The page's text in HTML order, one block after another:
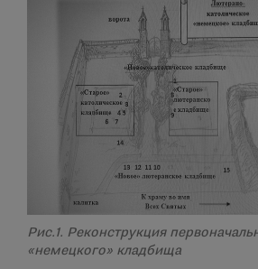
Рис.1. Реконструкция
«немецкого» кладбища